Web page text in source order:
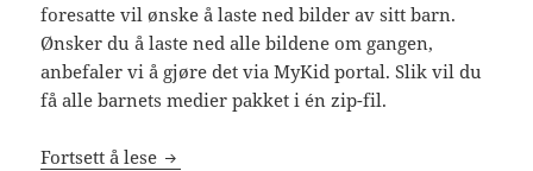
foresatte vil ønske å laste ned bilder av sitt barn.
Ønsker du å laste ned alle bildene om gangen,
anbefaler vi å gjøre det via MyKid portal. Slik vil du
få alle barnets medier pakket i én zip-fil.
Fortsett å lese Last ned alle bilder av ditt barn i én zip-fil